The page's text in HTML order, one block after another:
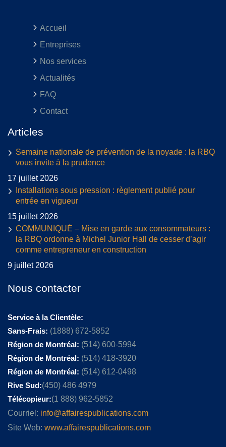
Accueil
Entreprises
Nos services
Actualités
FAQ
Contact
Articles
Semaine nationale de prévention de la noyade : la RBQ
vous invite à la prudence
17 juillet 2026
Installations sous pression : règlement publié pour
entrée en vigueur
15 juillet 2026
COMMUNIQUÉ – Mise en garde aux consommateurs :
la RBQ ordonne à Michel Junior Hall de cesser d’agir
comme entrepreneur en construction
9 juillet 2026
Nous contacter
Service à la Clientèle:
Sans-Frais: (1888) 672-5852
Région de Montréal: (514) 600-5994
Région de Montréal: (514) 418-3920
Région de Montréal: (514) 612-0498
Rive Sud:(450) 486 4979
Télécopieur:(1 888) 962-5852
Courriel: info@affairespublications.com
Site Web: www.affairespublications.com